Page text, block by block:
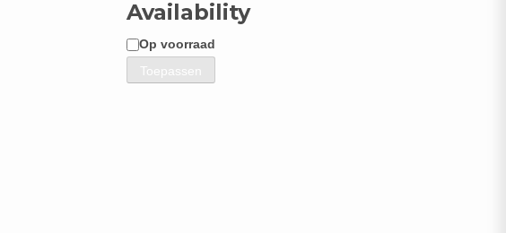
Availability
Beschikbaarheid
Op voorraad
Toepassen